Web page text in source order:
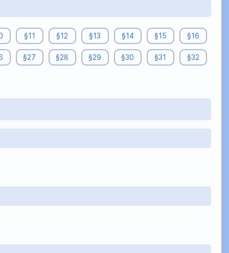
§11 §12 §13 §14 §15 §16
§27 §28 §29 §30 §31 §32